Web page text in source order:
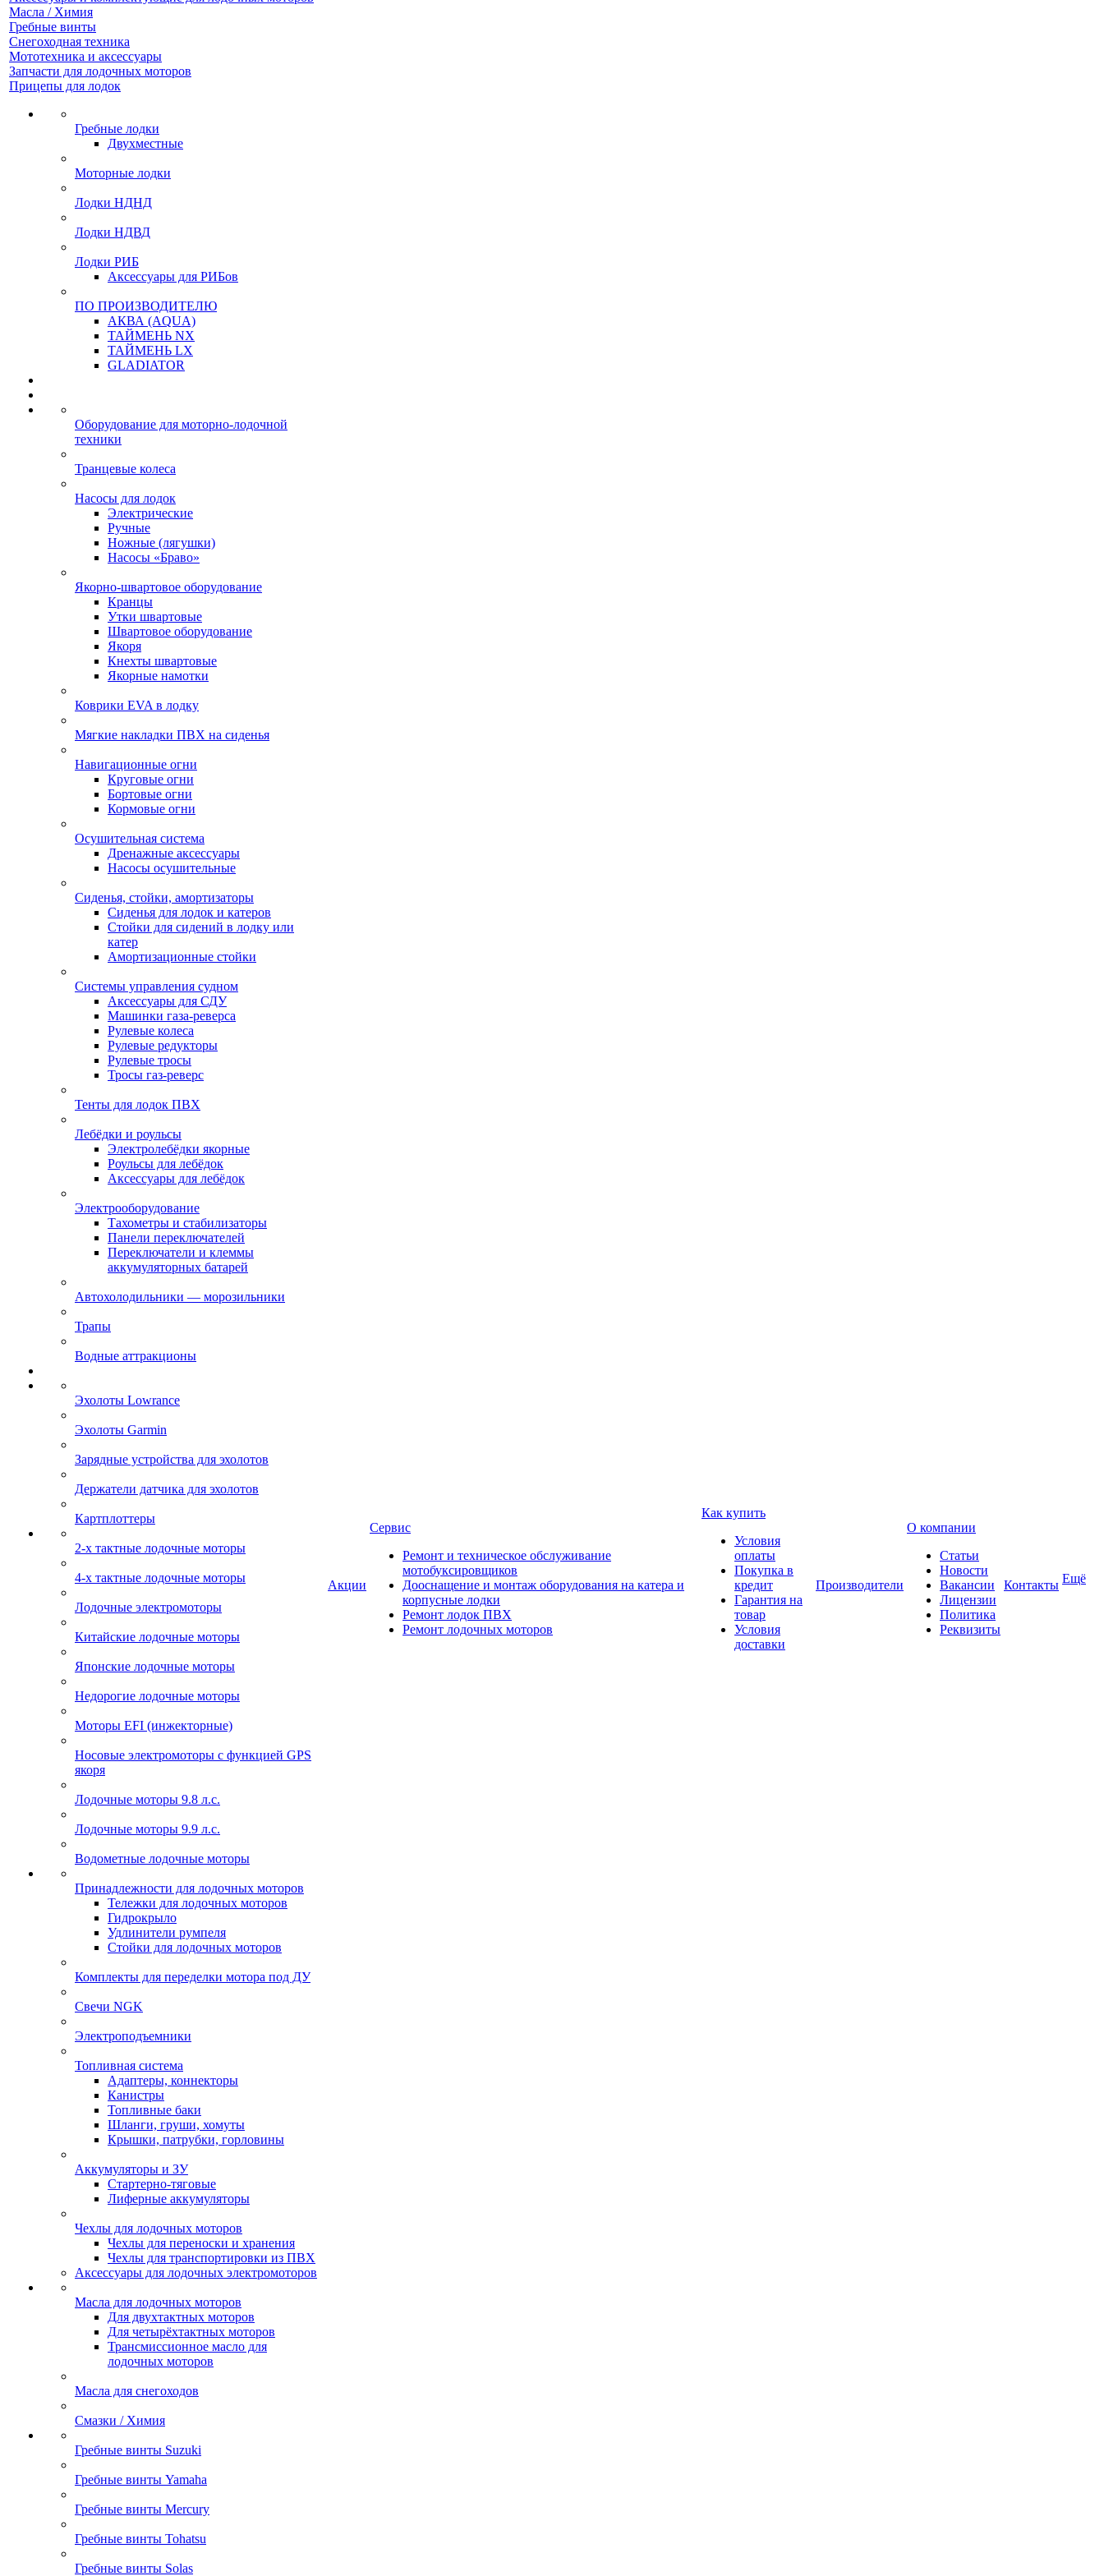
Масла / Химия
Гребные винты
Снегоходная техника
Мототехника и аксессуары
Запчасти для лодочных моторов
Прицепы для лодок
Гребные лодки
Двухместные
Моторные лодки
Лодки НДНД
Лодки НДВД
Лодки РИБ
Аксессуары для РИБов
ПО ПРОИЗВОДИТЕЛЮ
АКВА (AQUA)
ТАЙМЕНЬ NX
ТАЙМЕНЬ LX
GLADIATOR
Оборудование для моторно-лодочной
техники
Транцевые колеса
Насосы для лодок
Электрические
Ручные
Ножные (лягушки)
Насосы «Браво»
Якорно-швартовое оборудование
Кранцы
Утки швартовые
Швартовое оборудование
Якоря
Кнехты швартовые
Якорные намотки
Коврики EVA в лодку
Мягкие накладки ПВХ на сиденья
Навигационные огни
Круговые огни
Бортовые огни
Кормовые огни
Осушительная система
Дренажные аксессуары
Насосы осушительные
Сиденья, стойки, амортизаторы
Сиденья для лодок и катеров
Стойки для сидений в лодку или
катер
Амортизационные стойки
Системы управления судном
Аксессуары для СДУ
Машинки газа-реверса
Рулевые колеса
Рулевые редукторы
Рулевые тросы
Тросы газ-реверс
Тенты для лодок ПВХ
Лебёдки и роульсы
Электролебёдки якорные
Роульсы для лебёдок
Аксессуары для лебёдок
Электрооборудование
Тахометры и стабилизаторы
Панели переключателей
Переключатели и клеммы
аккумуляторных батарей
Автохолодильники — морозильники
Трапы
Водные аттракционы
Эхолоты Lowrance
Эхолоты Garmin
Зарядные устройства для эхолотов
Держатели датчика для эхолотов
Картплоттеры
2-х тактные лодочные моторы
4-х тактные лодочные моторы
Лодочные электромоторы
Китайские лодочные моторы
Японские лодочные моторы
Недорогие лодочные моторы
Моторы EFI (инжекторные)
Носовые электромоторы с функцией GPS
якоря
Лодочные моторы 9.8 л.с.
Лодочные моторы 9.9 л.с.
Водометные лодочные моторы
Принадлежности для лодочных моторов
Тележки для лодочных моторов
Гидрокрыло
Удлинители румпеля
Стойки для лодочных моторов
Комплекты для переделки мотора под ДУ
Свечи NGK
Электроподъемники
Топливная система
Адаптеры, коннекторы
Канистры
Топливные баки
Шланги, груши, хомуты
Крышки, патрубки, горловины
Аккумуляторы и ЗУ
Стартерно-тяговые
Лиферные аккумуляторы
Чехлы для лодочных моторов
Чехлы для переноски и хранения
Чехлы для транспортировки из ПВХ
Аксессуары для лодочных электромоторов
Масла для лодочных моторов
Для двухтактных моторов
Для четырёхтактных моторов
Трансмиссионное масло для
лодочных моторов
Масла для снегоходов
Смазки / Химия
Гребные винты Suzuki
Гребные винты Yamaha
Гребные винты Mercury
Гребные винты Tohatsu
Гребные винты Solas
Акции
Сервис
Ремонт и техническое обслуживание
мотобуксировщиков
Дооснащение и монтаж оборудования на катера и
корпусные лодки
Ремонт лодок ПВХ
Ремонт лодочных моторов
Как купить
Условия
оплаты
Покупка в
кредит
Гарантия на
товар
Условия
доставки
Производители
О компании
Статьи
Новости
Вакансии
Лицензии
Политика
Реквизиты
Контакты Ещё